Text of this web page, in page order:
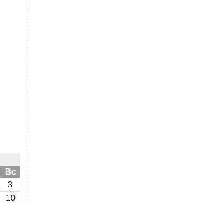
Вс
3
10